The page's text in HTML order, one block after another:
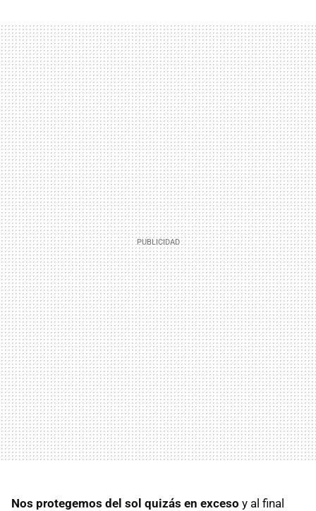
Nos protegemos del sol quizás en exceso y al final